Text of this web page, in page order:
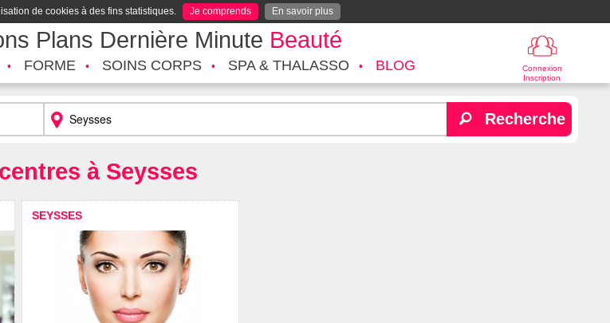
de cookies à des fins statistiques. Je comprends En savoir plus
Plans Dernière Minute Beauté
Connexion
Inscription
FORME SOINS CORPS SPA & THALASSO BLOG
Recherche
à Seysses
SEYSSES